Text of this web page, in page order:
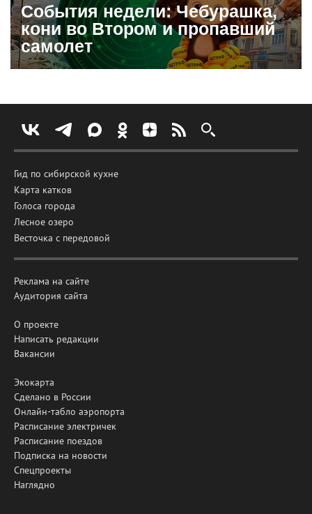
События недели: Чебурашка,
кони во Втором и пропавший
самолет
Гид по сибирской кухне
Карта катков
Голоса города
Лесное озеро
Весточка с передовой
Реклама на сайте
Аудитория сайта
О проекте
Написать редакции
Вакансии
Экокарта
Сделано в России
Онлайн-табло аэропорта
Расписание электричек
Расписание поездов
Подписка на новости
Спецпроекты
Наглядно